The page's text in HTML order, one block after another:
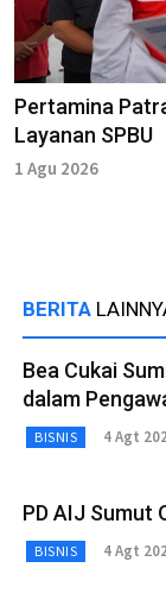
Pertamina
Layanan SPBU
1 Agu 2026
BERITA
Bea Cukai
dalam
BISNIS 4 Agt
PD AIJ Sumut
BISNIS 4 Agt